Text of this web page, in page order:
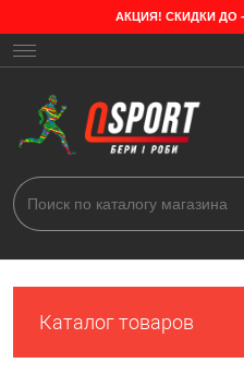
АКЦИЯ! СКИДКИ ДО -
Каталог товаров